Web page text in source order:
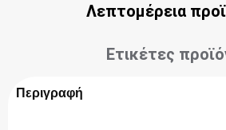
Λεπτομέρεια
Ετικέτες
Περιγραφή